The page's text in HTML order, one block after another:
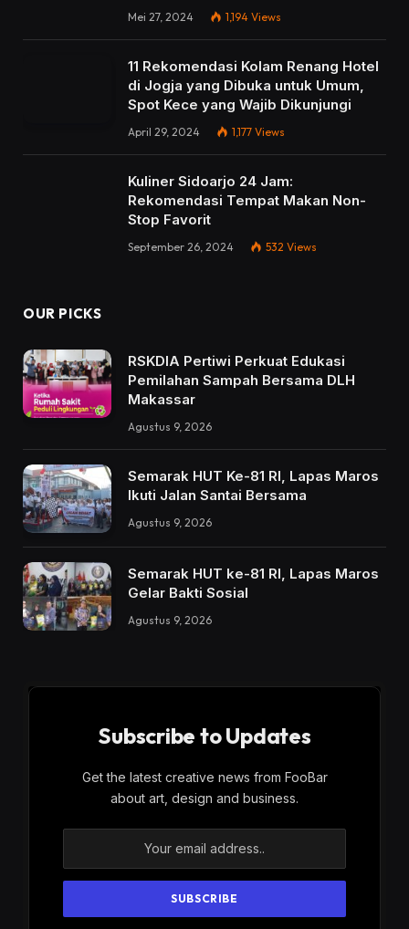
Mei 27, 2024 1,194 Views
11 Rekomendasi Kolam Renang Hotel
di Jogja yang Dibuka untuk Umum,
Spot Kece yang Wajib Dikunjungi
April 29, 2024 1,177 Views
Kuliner Sidoarjo 24 Jam:
Rekomendasi Tempat Makan Non-
Stop Favorit
September 26, 2024 532 Views
OUR PICKS
RSKDIA Pertiwi Perkuat Edukasi
Pemilahan Sampah Bersama DLH
Makassar
Agustus 9, 2026
Semarak HUT Ke-81 RI, Lapas Maros
Ikuti Jalan Santai Bersama
Agustus 9, 2026
Semarak HUT ke-81 RI, Lapas Maros
Gelar Bakti Sosial
Agustus 9, 2026
Subscribe to Updates
Get the latest creative news from FooBar
about art, design and business.